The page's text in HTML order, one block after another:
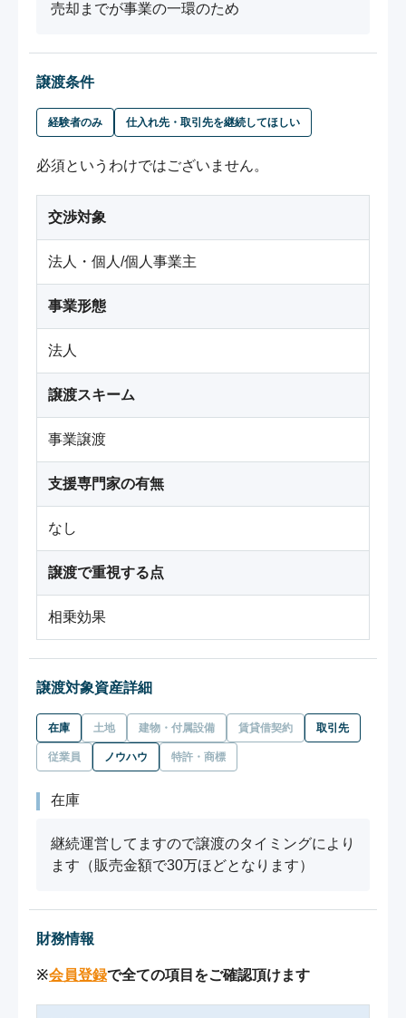
売却までが事業の一環のため
譲渡条件
経験者のみ 仕入れ先・取引先を継続してほしい
必須というわけではございません。
交渉対象
法人・個人/個人事業主
事業形態
法人
譲渡スキーム
事業譲渡
支援専門家の有無
なし
譲渡で重視する点
相乗効果
譲渡対象資産詳細
在庫 土地 建物・付属設備 賃貸借契約 取引先
従業員 ノウハウ 特許・商標
在庫
継続運営してますので譲渡のタイミングにより
ます（販売金額で30万ほどとなります）
財務情報
※会員登録で全ての項目をご確認頂けます